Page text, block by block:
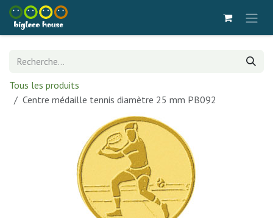
Se rendre au contenu
Tous les produits
Centre médaille tennis diamètre 25 mm PB092